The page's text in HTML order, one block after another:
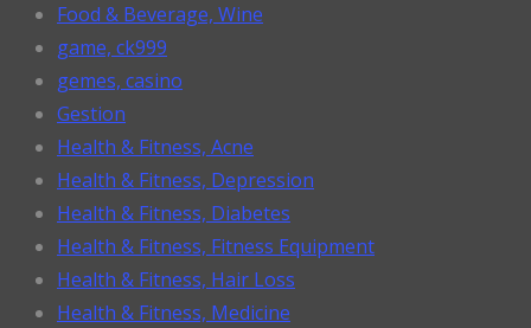
Food & Beverage, Wine
game, ck999
gemes, casino
Gestion
Health & Fitness, Acne
Health & Fitness, Depression
Health & Fitness, Diabetes
Health & Fitness, Fitness Equipment
Health & Fitness, Hair Loss
Health & Fitness, Medicine